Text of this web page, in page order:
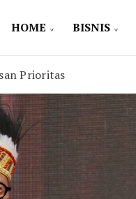
HOME BISNIS
Prioritas